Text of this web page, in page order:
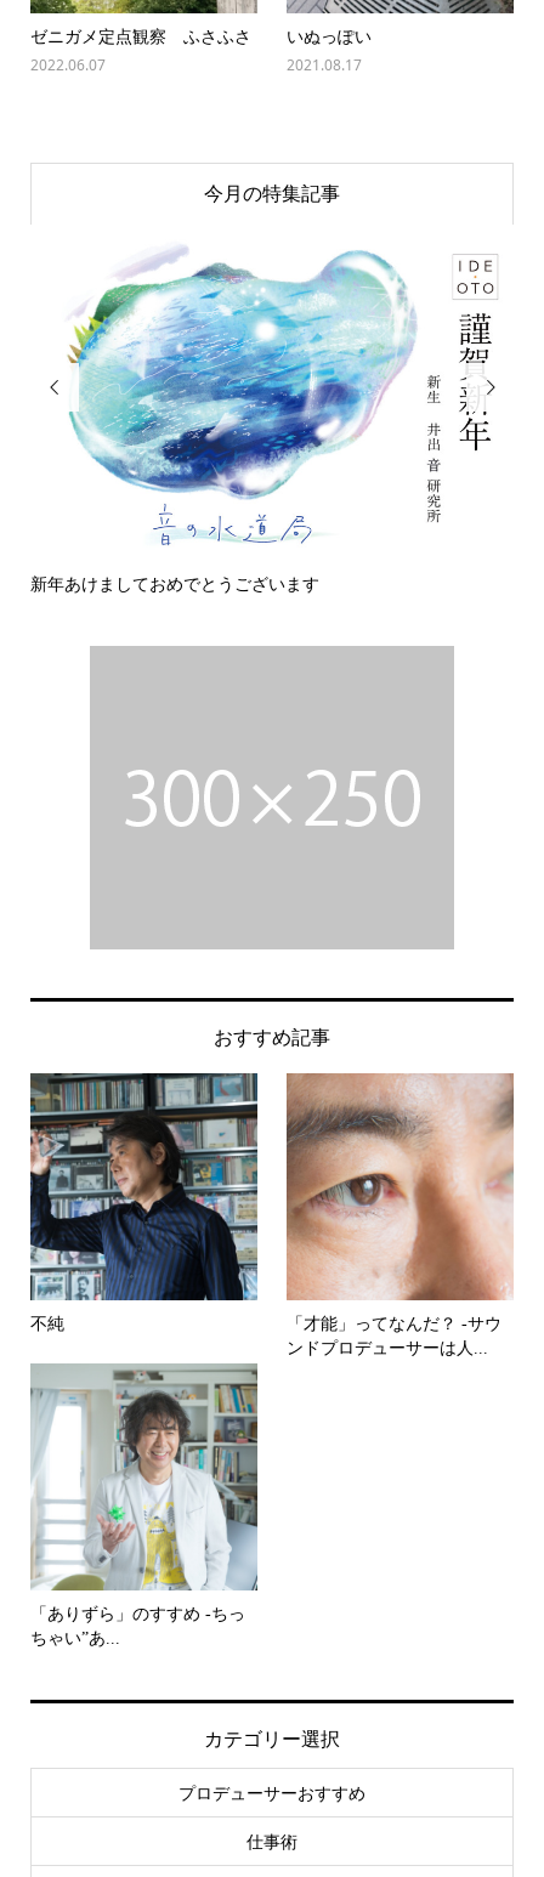
ゼニガメ定点観察 ふさふさ
2022.06.07
いぬっぽい
2021.08.17
今月の特集記事

新年あけましておめでとうございます

おすすめ記事
不純
「才能」ってなんだ？ -サウ
ンドプロデューサーは人...
「ありずら」のすすめ -ちっ
ちゃい”あ...
カテゴリー選択
プロデューサーおすすめ
仕事術